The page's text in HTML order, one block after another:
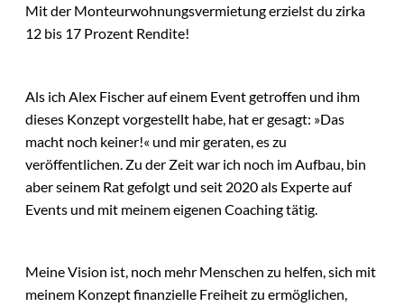
Mit der Monteurwohnungsvermietung erzielst du zirka
12 bis 17 Prozent Rendite!
Als ich Alex Fischer auf einem Event getroffen und ihm
dieses Konzept vorgestellt habe, hat er gesagt: »Das
macht noch keiner!« und mir geraten, es zu
veröffentlichen. Zu der Zeit war ich noch im Aufbau, bin
aber seinem Rat gefolgt und seit 2020 als Experte auf
Events und mit meinem eigenen Coaching tätig.
Meine Vision ist, noch mehr Menschen zu helfen, sich mit
meinem Konzept finanzielle Freiheit zu ermöglichen,